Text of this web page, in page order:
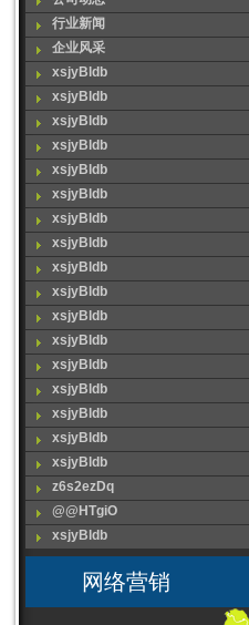
行业新闻
企业风采
xsjyBldb
xsjyBldb
xsjyBldb
xsjyBldb
xsjyBldb
xsjyBldb
xsjyBldb
xsjyBldb
xsjyBldb
xsjyBldb
xsjyBldb
xsjyBldb
xsjyBldb
xsjyBldb
xsjyBldb
xsjyBldb
xsjyBldb
z6s2ezDq
@@HTgiO
xsjyBldb
网络营销